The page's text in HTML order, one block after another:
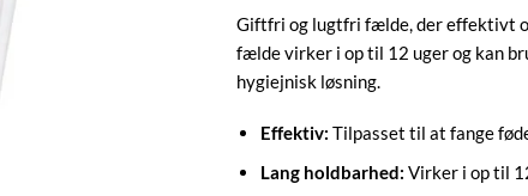
Giftfri og lugtfri fælde, der effektivt
fælde virker i op til 12 uger og kan
hygiejnisk løsning.
Effektiv: Tilpasset til at fange
Lang holdbarhed: Virker i op til